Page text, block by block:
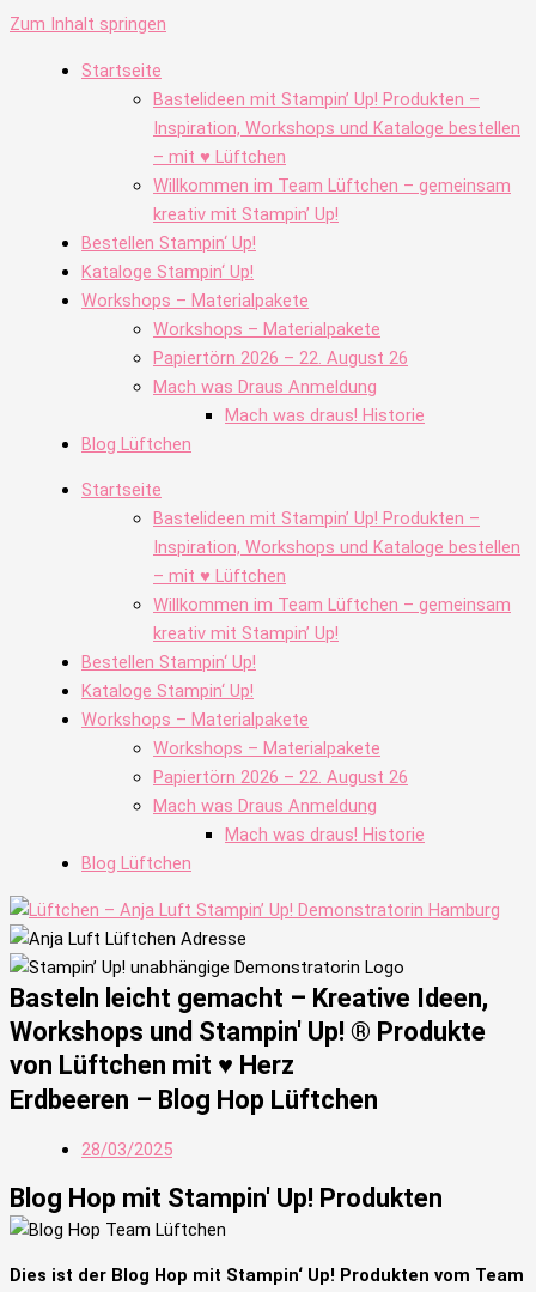
Zum Inhalt springen
Startseite
Bastelideen mit Stampin’ Up! Produkten –
Inspiration, Workshops und Kataloge bestellen
– mit ♥ Lüftchen
Willkommen im Team Lüftchen – gemeinsam
kreativ mit Stampin’ Up!
Bestellen Stampin‘ Up!
Kataloge Stampin‘ Up!
Workshops – Materialpakete
Workshops – Materialpakete
Papiertörn 2026 – 22. August 26
Mach was Draus Anmeldung
Mach was draus! Historie
Blog Lüftchen
Startseite
Bastelideen mit Stampin’ Up! Produkten –
Inspiration, Workshops und Kataloge bestellen
– mit ♥ Lüftchen
Willkommen im Team Lüftchen – gemeinsam
kreativ mit Stampin’ Up!
Bestellen Stampin‘ Up!
Kataloge Stampin‘ Up!
Workshops – Materialpakete
Workshops – Materialpakete
Papiertörn 2026 – 22. August 26
Mach was Draus Anmeldung
Mach was draus! Historie
Blog Lüftchen
Basteln leicht gemacht – Kreative Ideen,
Workshops und Stampin' Up! ® Produkte
von Lüftchen mit ♥ Herz
Erdbeeren – Blog Hop Lüftchen
28/03/2025
Blog Hop mit Stampin' Up! Produkten
Dies ist der Blog Hop mit Stampin‘ Up! Produkten vom Team